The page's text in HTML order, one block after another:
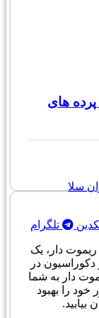
های
سلا
تلگرام
دار، یک
دکوراسیون در
دار به شما
خود را بهبود